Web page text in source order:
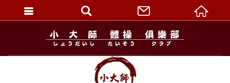
繁體中文